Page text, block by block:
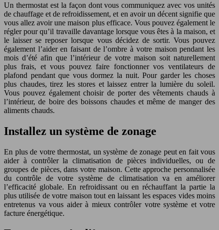
Un thermostat est la façon dont vous communiquez avec vos unités
de chauffage et de refroidissement, et en avoir un décent signifie que
vous allez avoir une maison plus efficace. Vous pouvez également le
régler pour qu’il travaille davantage lorsque vous êtes à la maison, et
le laisser se reposer lorsque vous décidez de sortir. Vous pouvez
également l’aider en faisant de l’ombre à votre maison pendant les
mois d’été afin que l’intérieur de votre maison soit naturellement
plus frais, et vous pouvez faire fonctionner vos ventilateurs de
plafond pendant que vous dormez la nuit. Pour garder les choses
plus chaudes, tirez les stores et laissez entrer la lumière du soleil.
Vous pouvez également choisir de porter des vêtements chauds à
l’intérieur, de boire des boissons chaudes et même de manger des
aliments chauds.
Installez un système de zonage
En plus de votre thermostat, un système de zonage peut en fait vous
aider à contrôler la climatisation de pièces individuelles, ou de
groupes de pièces, dans votre maison. Cette approche personnalisée
du contrôle de votre système de climatisation va en améliorer
l’efficacité globale. En refroidissant ou en réchauffant la partie la
plus utilisée de votre maison tout en laissant les espaces vides moins
entretenus va vous aider à mieux contrôler votre système et votre
facture énergétique.